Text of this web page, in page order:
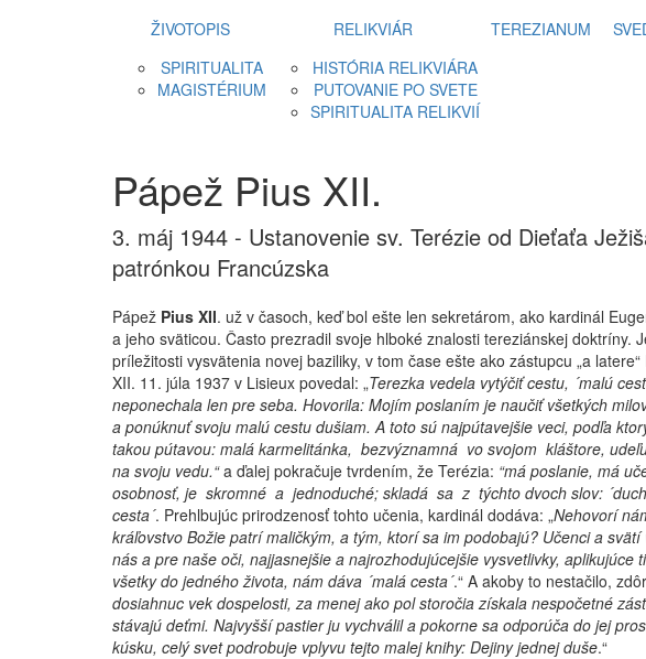
ŽIVOTOPIS
SPIRITUALITA
MAGISTÉRIUM
RELIKVIÁR
HISTÓRIA RELIKVIÁRA
PUTOVANIE PO SVETE
SPIRITUALITA RELIKVIÍ
TEREZIANUM
Pápež Pius XII.
3. máj 1944 - Ustanovenie sv. Terézie od Dieťaťa
patrónkou Francúzska
Pápež Pius XII. už v časoch, keď bol ešte len sekretárom, ako kardinál
a jeho sväticou. Často prezradil svoje hlboké znalosti tereziánskej doktríny.
príležitosti vysvätenia novej baziliky, v tom čase ešte ako zástupcu „a
XII. 11. júla 1937 v Lisieux povedal: „Terezka vedela vytýčiť cestu, ´malú
neponechala len pre seba. Hovorila: Mojím poslaním je naučiť všetkých
a ponúknuť svoju malú cestu dušiam. A toto sú najpútavejšie veci, podľa
takou pútavou: malá karmelitánka, bezvýznamná vo svojom kláštore,
na svoju vedu.“a ďalej pokračuje tvrdením, že Terézia: “má poslanie, má
osobnosť, je skromné a jednoduché; skladá sa z týchto dvoch slov:
cesta´. Prehlbujúc prirodzenosť tohto učenia, kardinál dodáva: „Nehovorí
kráľovstvo Božie patrí maličkým, a tým, ktorí sa im podobajú? Učenci a
nás a pre naše oči, najjasnejšie a najrozhodujúcejšie vysvetlivky, aplikujúce
všetky do jedného života, nám dáva ´malá cesta´.“ A akoby to nestačilo,
dosiahnuc vek dospelosti, za menej ako pol storočia získala nespočetné
stávajú deťmi. Najvyšší pastier ju vychválil a pokorne sa odporúča do jej
kúsku, celý svet podrobuje vplyvu tejto malej knihy: Dejiny jednej duše.“